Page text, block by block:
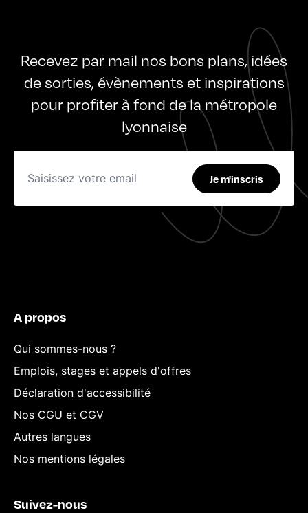
Recevez par mail nos bons plans, idées
de sorties, évènements et inspirations
pour profiter à fond de la métropole
lyonnaise
Je m'inscris
A propos
Qui sommes-nous ?
Emplois, stages et appels d'offres
Déclaration d'accessibilité
Nos CGU et CGV
Autres langues
Nos mentions légales
Suivez-nous